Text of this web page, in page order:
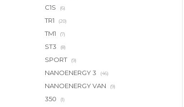
C1S (6)
TR1 (20)
TM1 (7)
ST3 (8)
SPORT (9)
NANOENERGY 3 (46)
NANOENERGY VAN (9)
350 (1)